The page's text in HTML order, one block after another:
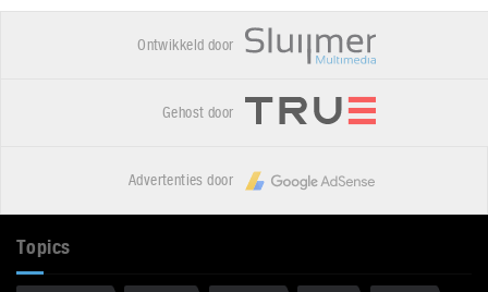
Ontwikkeld door
Gehost door
Advertenties door
Topics